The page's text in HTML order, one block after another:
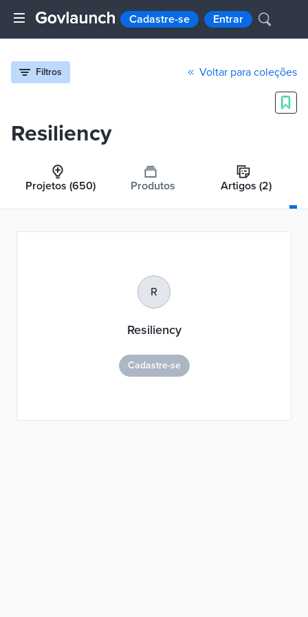
Cadastre-se Entrar
Filtros Voltar para coleções
Resiliency
Projetos (650) Produtos Artigos (2)
R
Resiliency
Cadastre-se